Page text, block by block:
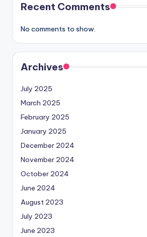
Recent Comments
No comments to show.
Archives
July 2025
March 2025
February 2025
January 2025
December 2024
November 2024
October 2024
June 2024
August 2023
July 2023
June 2023